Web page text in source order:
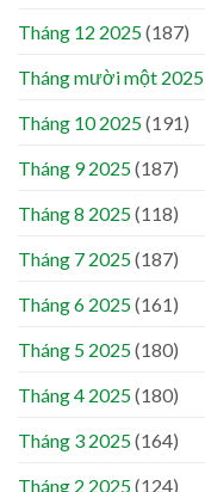
Tháng 12 2025(187)
Tháng mười một 2025
Tháng 10 2025(191)
Tháng 9 2025(187)
Tháng 8 2025(118)
Tháng 7 2025(187)
Tháng 6 2025(161)
Tháng 5 2025(180)
Tháng 4 2025(180)
Tháng 3 2025(164)
Tháng 2 2025(124)